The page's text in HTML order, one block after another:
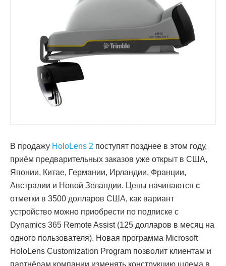
В продажу HoloLens 2 поступят позднее в этом году,
приём предварительных заказов уже открыт в США,
Японии, Китае, Германии, Ирландии, Франции,
Австралии и Новой Зеландии. Цены начинаются с
отметки в 3500 долларов США, как вариант
устройство можно приобрести по подписке с
Dynamics 365 Remote Assist (125 долларов в месяц на
одного пользователя). Новая программа Microsoft
HoloLens Customization Program позволит клиентам и